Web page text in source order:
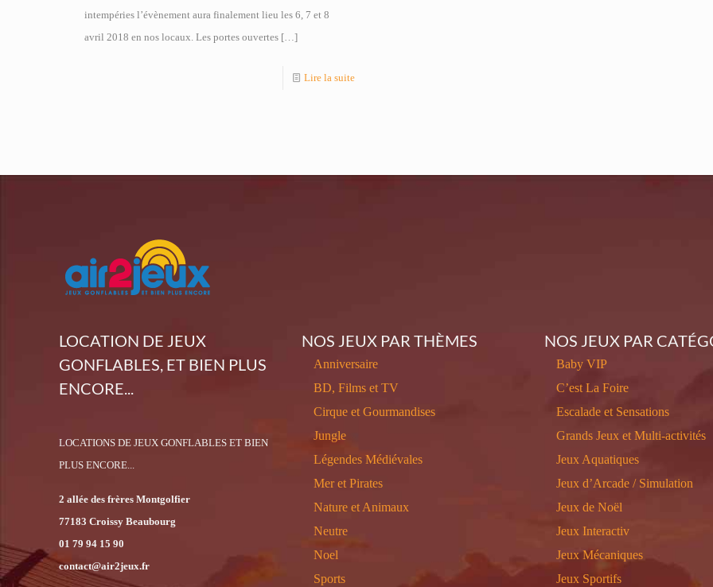
intempéries l’évènement aura finalement lieu les 6, 7 et 8
avril 2018 en nos locaux. Les portes ouvertes[…]
Lire la suite
LOCATION DE JEUX
GONFLABLES, ET BIEN PLUS
ENCORE...
LOCATIONS DE JEUX GONFLABLES ET BIEN
PLUS ENCORE...
2 allée des frères Montgolfier
77183 Croissy Beaubourg
01 79 94 15 90
contact@air2jeux.fr
NOS JEUX PAR THÈMES
Anniversaire
BD, Films et TV
Cirque et Gourmandises
Jungle
Légendes Médiévales
Mer et Pirates
Nature et Animaux
Neutre
Noel
Sports
NOS JEUX PAR
Baby VIP
C’est La Foire
Escalade et Sensations
Grands Jeux et Multi-activités
Jeux Aquatiques
Jeux d’Arcade / Simulation
Jeux de Noël
Jeux Interactiv
Jeux Mécaniques
Jeux Sportifs